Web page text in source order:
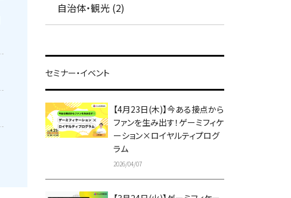
自治体・観光 (2)
セミナー・イベント
【4月23日(木)】今ある接点から
ファンを生み出す！ゲーミフィケ
ーション×ロイヤルティプログ
ラム
2026/04/07